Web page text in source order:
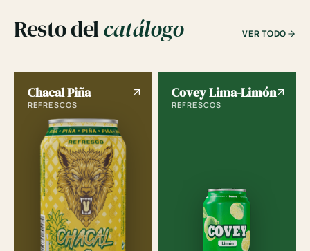
Resto delcatálogo VER TODO
Chacal Piña
REFRESCOS
Covey Lima-Limón
REFRESCOS